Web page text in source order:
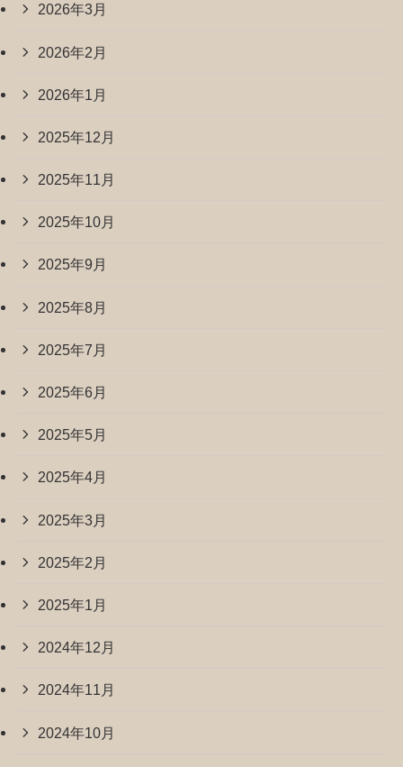
2026年3月
2026年2月
2026年1月
2025年12月
2025年11月
2025年10月
2025年9月
2025年8月
2025年7月
2025年6月
2025年5月
2025年4月
2025年3月
2025年2月
2025年1月
2024年12月
2024年11月
2024年10月